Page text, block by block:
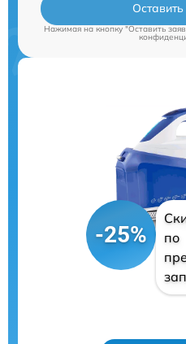
Нажимая на кнопку "Оставить
-25%
по